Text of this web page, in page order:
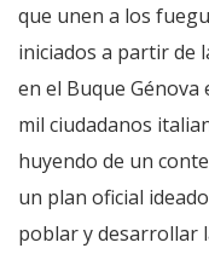
que unen a los
iniciados a partir de
en el Buque Génova
mil ciudadanos
huyendo de un
un plan oficial
poblar y desarrollar